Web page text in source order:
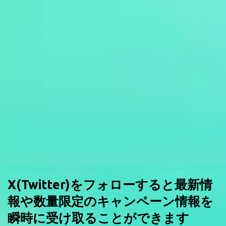
X(Twitter)をフォローすると最新情
報や数量限定のキャンペーン情報を
瞬時に受け取ることができます